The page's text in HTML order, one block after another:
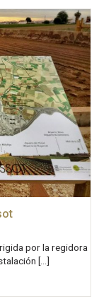
por la regidora
[…]